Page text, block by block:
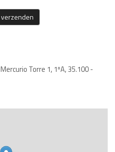
verzenden
Torre 1, 1ºA, 35.100 -